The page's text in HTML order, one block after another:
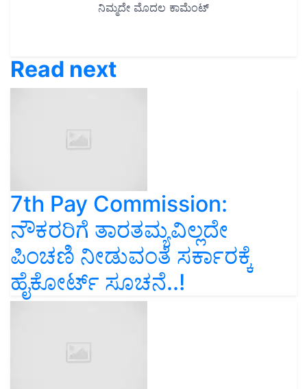
Read next
7th Pay Commission:
ನೌಕರರಿಗೆ ತಾರತಮ್ಯವಿಲ್ಲದೇ
ಪಿಂಚಣಿ ನೀಡುವಂತೆ ಸರ್ಕಾರಕ್ಕೆ
ಹೈಕೋರ್ಟ್ ಸೂಚನೆ..!